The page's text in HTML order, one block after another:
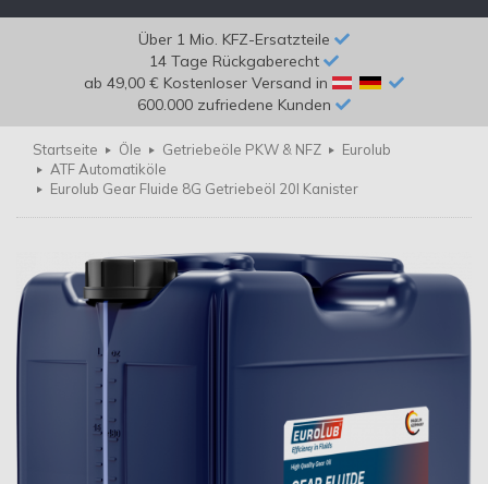
Über 1 Mio. KFZ-Ersatzteile
14 Tage Rückgaberecht
ab 49,00 € Kostenloser Versand in
600.000 zufriedene Kunden
Startseite Öle Getriebeöle PKW & NFZ
Eurolub
ATF Automatiköle
Eurolub Gear Fluide 8G Getriebeöl 20l Kanister